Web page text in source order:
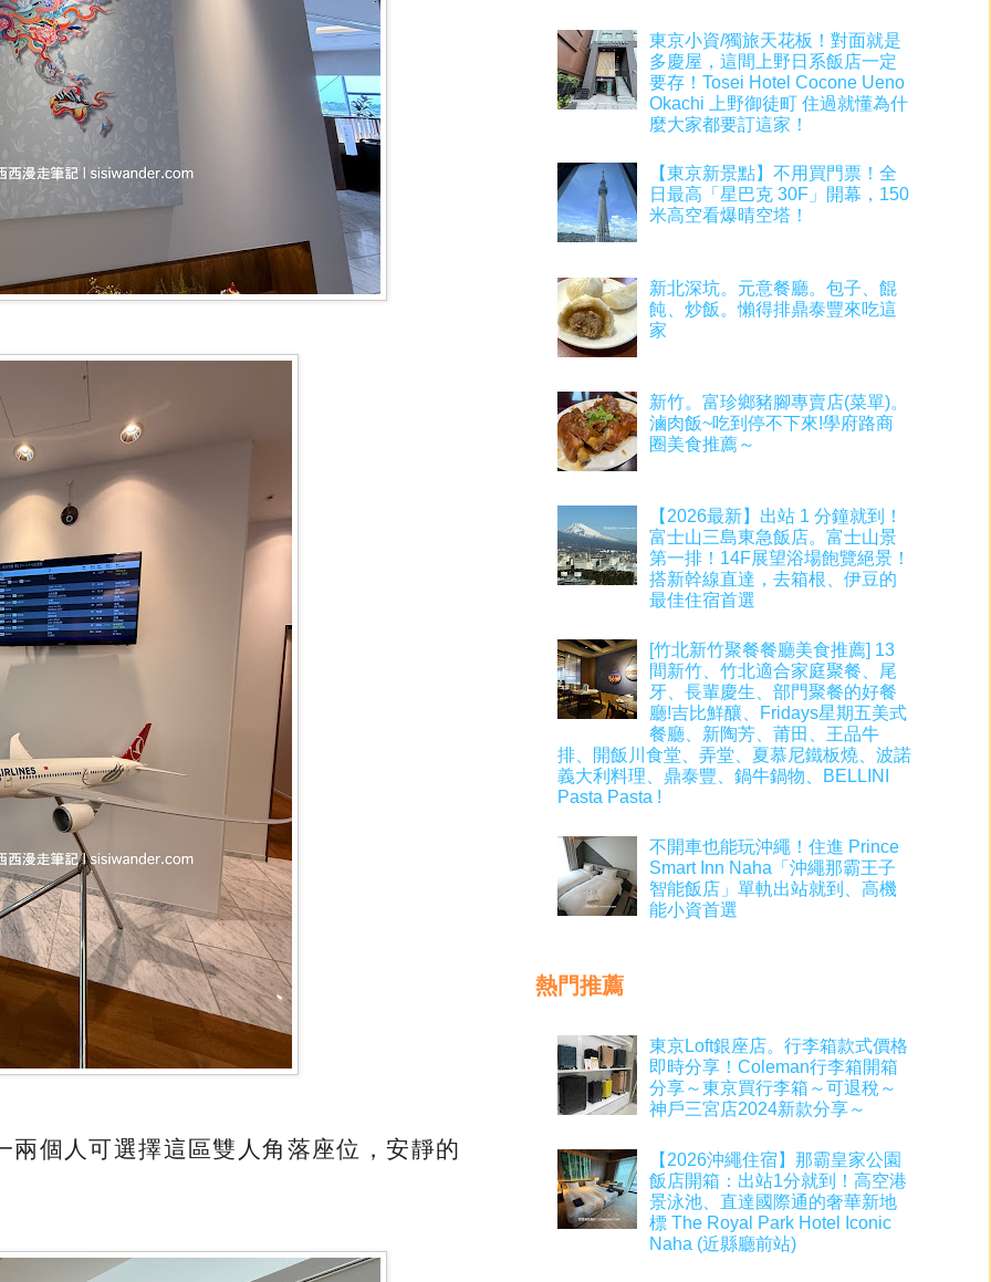
個人可選擇這區雙人角落座位，安靜的
東京小資/獨旅天花板！對面就是
多慶屋，這間上野日系飯店一定
要存！Tosei Hotel Cocone Ueno
Okachi 上野御徒町 住過就懂為什
麼大家都要訂這家！
【東京新景點】不用買門票！全
日最高「星巴克 30F」開幕，150
米高空看爆晴空塔！
新北深坑。元意餐廳。包子、餛
飩、炒飯。懶得排鼎泰豐來吃這
家
新竹。富珍鄉豬腳專賣店(菜單)。
滷肉飯~吃到停不下來!學府路商
圈美食推薦～
【2026最新】出站 1 分鐘就到！
富士山三島東急飯店。富士山景
第一排！14F展望浴場飽覽絕景！
搭新幹線直達，去箱根、伊豆的
最佳住宿首選
[竹北新竹聚餐餐廳美食推薦] 13
間新竹、竹北適合家庭聚餐、尾
牙、長輩慶生、部門聚餐的好餐
廳!吉比鮮釀、Fridays星期五美式
餐廳、新陶芳、莆田、王品牛
排、開飯川食堂、弄堂、夏慕尼鐵板燒、波諾
義大利料理、鼎泰豐、鍋牛鍋物、BELLINI
Pasta Pasta !
不開車也能玩沖繩！住進 Prince
Smart Inn Naha「沖繩那霸王子
智能飯店」單軌出站就到、高機
能小資首選
熱門推薦
東京Loft銀座店。行李箱款式價格
即時分享！Coleman行李箱開箱
分享～東京買行李箱～可退稅～
神戶三宮店2024新款分享～
【2026沖繩住宿】那霸皇家公園
飯店開箱：出站1分就到！高空港
景泳池、直達國際通的奢華新地
標 The Royal Park Hotel Iconic
Naha (近縣廳前站)